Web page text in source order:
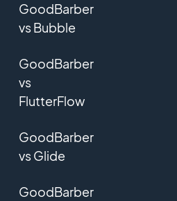
GoodBarber
vs Bubble
GoodBarber
vs
FlutterFlow
GoodBarber
vs Glide
GoodBarber